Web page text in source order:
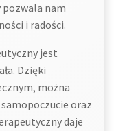
pozwala nam
i radości.
jest
Dzięki
można
oraz
daje